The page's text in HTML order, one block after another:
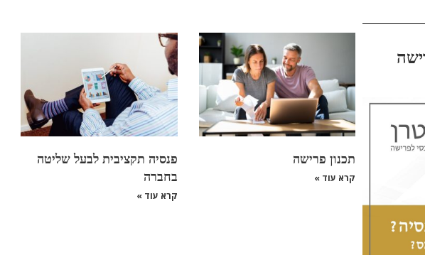
תכנון פרישה
קרא עוד »
פנסיה תקציבית לבעל שליטה
בחברה
קרא עוד »